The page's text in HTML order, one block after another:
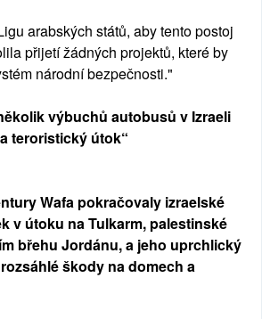
arabských států, aby tento postoj
přijetí žádných projektů, které by
národní bezpečnosti."
výbuchů autobusů v Izraeli
teroristický útok“
Wafa pokračovaly izraelské
v útoku na Tulkarm, palestinské
břehu Jordánu, a jeho uprchlický
škody na domech a